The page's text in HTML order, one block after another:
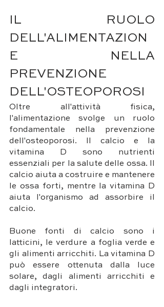
IL RUOLO
DELL'ALIMENTAZION
E NELLA
PREVENZIONE
DELL'OSTEOPOROSI
Oltre all'attività fisica,
l'alimentazione svolge un ruolo
fondamentale nella prevenzione
dell'osteoporosi. Il calcio e la
vitamina D sono nutrienti
essenziali per la salute delle ossa. Il
calcio aiuta a costruire e mantenere
le ossa forti, mentre la vitamina D
aiuta l'organismo ad assorbire il
calcio.
Buone fonti di calcio sono i
latticini, le verdure a foglia verde e
gli alimenti arricchiti. La vitamina D
può essere ottenuta dalla luce
solare, dagli alimenti arricchiti e
dagli integratori.